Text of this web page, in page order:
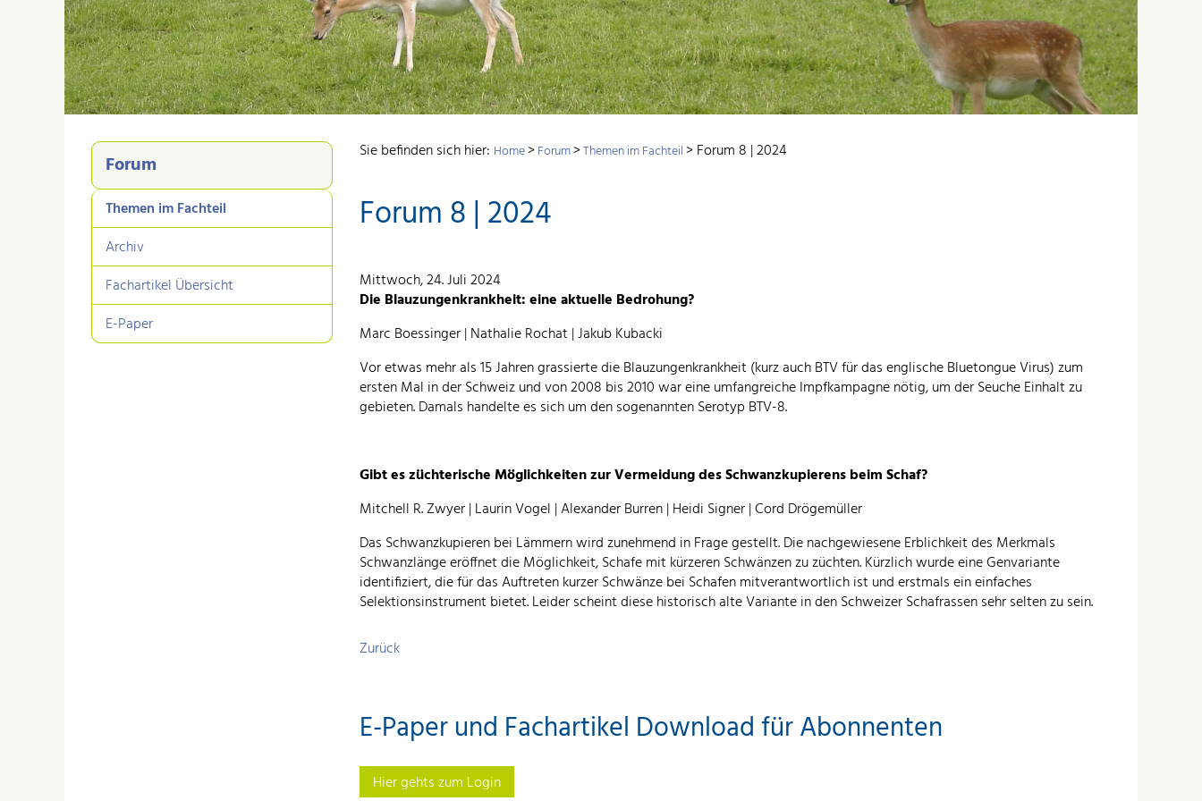
Forum
Themen im Fachteil
Archiv
Fachartikel Übersicht
E-Paper
Sie befinden sich hier: Home>Forum>Themen im Fachteil>Forum 8 | 2024
Forum 8 | 2024
Mittwoch, 24. Juli 2024
Die Blauzungenkrankheit: eine aktuelle Bedrohung?
Marc Boessinger | Nathalie Rochat | Jakub Kubacki
Vor etwas mehr als 15 Jahren grassierte die Blauzungenkrankheit (kurz auch BTV für das englische Bluetongue Virus) zum
ersten Mal in der Schweiz und von 2008 bis 2010 war eine umfangreiche Impfkampagne nötig, um der Seuche Einhalt zu
gebieten. Damals handelte es sich um den sogenannten Serotyp BTV-8.
Gibt es züchterische Möglichkeiten zur Vermeidung des Schwanzkupierens beim Schaf?
Mitchell R. Zwyer | Laurin Vogel | Alexander Burren | Heidi Signer | Cord Drögemüller
Das Schwanzkupieren bei Lämmern wird zunehmend in Frage gestellt. Die nachgewiesene Erblichkeit des Merkmals
Schwanzlänge eröffnet die Möglichkeit, Schafe mit kürzeren Schwänzen zu züchten. Kürzlich wurde eine Genvariante
identifiziert, die für das Auftreten kurzer Schwänze bei Schafen mitverantwortlich ist und erstmals ein einfaches
Selektionsinstrument bietet. Leider scheint diese historisch alte Variante in den Schweizer Schafrassen sehr selten zu sein.
Zurück
E-Paper und Fachartikel Download für Abonnenten
Hier gehts zum Login